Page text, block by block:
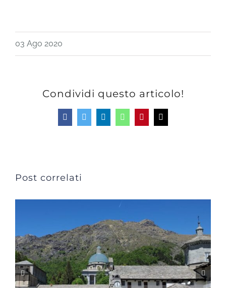
03 Ago 2020
Condividi questo articolo!
FacebookTwitterLinkedInWhatsAppPinterestEmail
Post correlati